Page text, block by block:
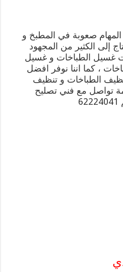
صعوبة في المطبخ و
إلى الكثير من المجهود
غسيل الطباخات و غسيل
، كما اننا نوفر افضل
الطباخات و تنظيف
تواصل مع فني تصليح